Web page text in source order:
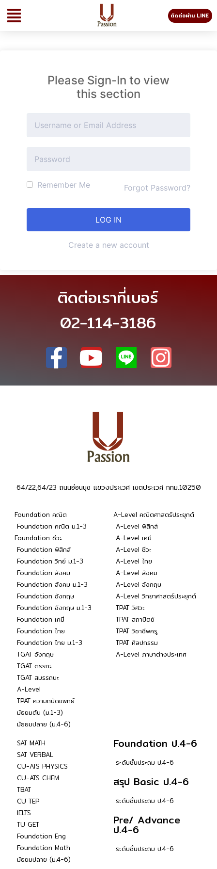
ติดต่อผ่าน LINE
Please Sign-In to view
this section
Remember Me Forgot Password?
Create a new account
ติดต่อเราที่เบอร์
02-114-3186
64/22,64/23 ถนนอ่อนนุช แขวงประเวศ เขตประเวศ กทม.10250
Foundation คณิต
Foundation คณิต ม.1-3
Foundation ชีวะ
Foundation ฟิสิกส์
Foundation วิทย์ ม.1-3
Foundation สังคม
Foundation สังคม ม.1-3
Foundation อังกฤษ
Foundation อังกฤษ ม.1-3
Foundation เคมี
Foundation ไทย
Foundation ไทย ม.1-3
TGAT อังกฤษ
TGAT ตรรกะ
TGAT สมรรถนะ
A-Level
TPAT ความถนัดแพทย์
มัธยมต้น (ม.1-3)
มัธยมปลาย (ม.4-6)
A-Level คณิตศาสตร์ประยุกต์
A-Level ฟิสิกส์
A-Level เคมี
A-Level ชีวะ
A-Level ไทย
A-Level สังคม
A-Level อังกฤษ
A-Level วิทยาศาสตร์ประยุกต์
TPAT วิศวะ
TPAT สถาปัตย์
TPAT วิชาชีพครู
TPAT ศิลปกรรม
A-Level ภาษาต่างประเทศ
SAT MATH
SAT VERBAL
CU-ATS PHYSICS
CU-ATS CHEM
TBAT
CU TEP
IELTS
TU GET
Foundation Eng
Foundation Math
มัธยมปลาย (ม.4-6)
Foundation ป.4-6
ระดับชั้นประถม ป.4-6
สรุป Basic ป.4-6
ระดับชั้นประถม ป.4-6
Pre/ Advance
ป.4-6
ระดับชั้นประถม ป.4-6